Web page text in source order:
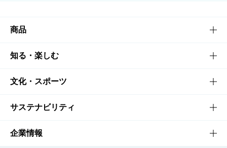
商品
商品TOP
商品一覧
商品発売情報
栄養成分一覧
知る・楽しむ
知る・楽しむTOP
キャンペーン
工場見学
文化・スポーツ
文化・スポーツTOP
サントリーホール
サステナビリティ
サステナビリティTOP
企業情報